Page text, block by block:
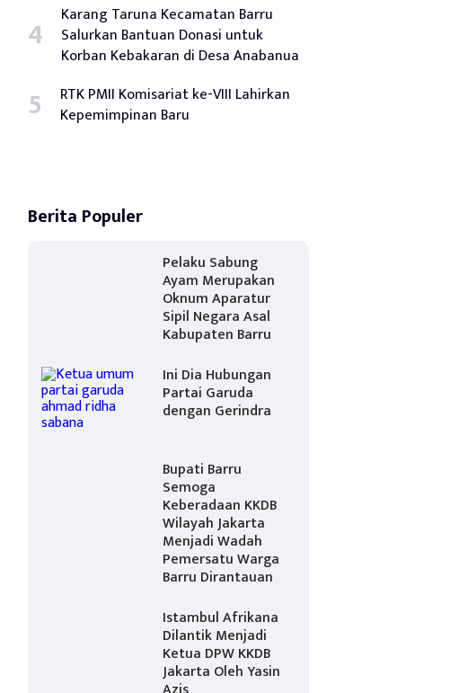
Karang Taruna Kecamatan Barru
Salurkan Bantuan Donasi untuk
Korban Kebakaran di Desa Anabanua
RTK PMII Komisariat ke-VIII Lahirkan
Kepemimpinan Baru
Berita Populer
Pelaku Sabung
Ayam Merupakan
Oknum Aparatur
Sipil Negara Asal
Kabupaten Barru
Ini Dia Hubungan
Partai Garuda
dengan Gerindra
Bupati Barru
Semoga
Keberadaan KKDB
Wilayah Jakarta
Menjadi Wadah
Pemersatu Warga
Barru Dirantauan
Istambul Afrikana
Dilantik Menjadi
Ketua DPW KKDB
Jakarta Oleh Yasin